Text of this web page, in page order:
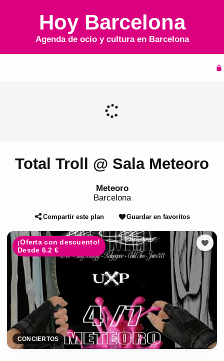
Hoy Barcelona
Agenda de ocio y cultura en Barcelona
Total Troll @ Sala Meteoro
Meteoro
Barcelona
Compartir este plan Guardar en favoritos
¡Oferta con descuento!
Desde 6.2 €
CONCIERTOS